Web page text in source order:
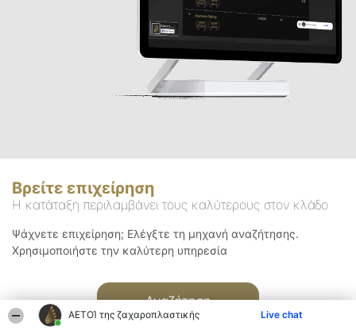
ΑΕΤΟΊ της ζαχαροπλαστικής Live chat
Βρείτε επιχείρηση
Η κατάταξη περιλαμβάνει τους καλύτερους στον κλάδο
Ψάχνετε επιχείρηση; Ελέγξτε τη μηχανή αναζήτησης.
Χρησιμοποιήστε την καλύτερη υπηρεσία
Αναζήτηση